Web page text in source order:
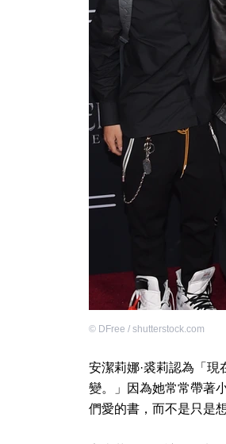
© DFree / shutterstock.com
安潔莉娜·裘莉認為「現
變。」因為她常常帶著
們愛的書，而不是只是